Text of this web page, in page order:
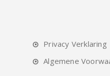
Privacy Verklaring
Algemene